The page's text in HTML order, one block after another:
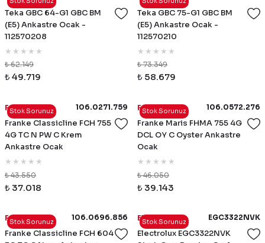
Teka GBC 64-G1 GBC BM
(E5) Ankastre Ocak -
112570208
₺ 62.149
₺ 49.719
Teka GBC 75-G1 GBC BM
(E5) Ankastre Ocak -
112570210
₺ 73.349
₺ 58.679
Stok Sorunuz
Franke 106.0271.759
Franke Classicline FCH 755
4G TC N PW C Krem
Ankastre Ocak
₺ 43.550
₺ 37.018
Stok Sorunuz
Franke 106.0572.276
Franke Maris FHMA 755 4G
DCL OY C Oyster Ankastre
Ocak
₺ 46.050
₺ 39.143
Stok Sorunuz
Franke 106.0696.856
Franke Classicline FCH 604
Stok Sorunuz
Electrolux EGC3322NVK
Electrolux EGC3322NVK